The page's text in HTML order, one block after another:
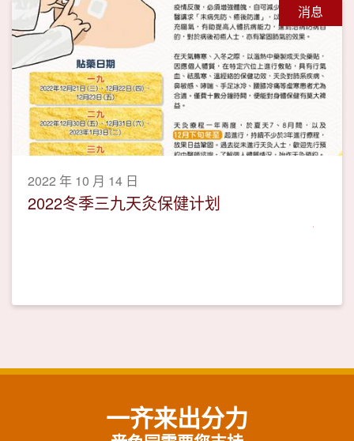
消息
2022 年 10 月 14 日
2022冬季三九天灸保健计划
一齐来出分力